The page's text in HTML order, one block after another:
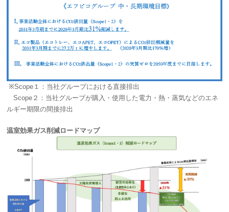
※Scope１：当社グループにおける直接排出
Scope２：当社グループが購入・使用した電力・熱・蒸気などのエネ
ルギー期限の間接排出
温室効果ガス削減ロードマップ